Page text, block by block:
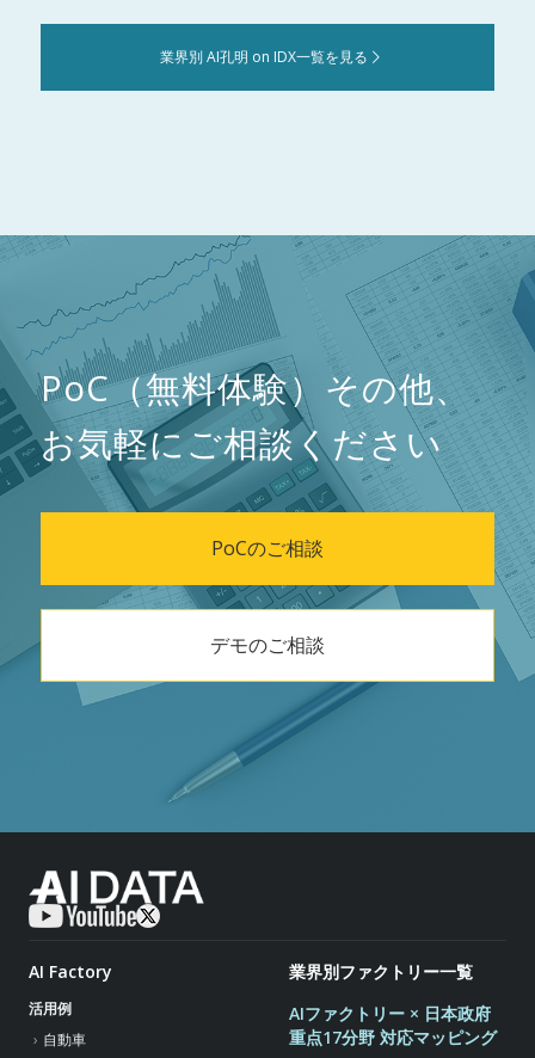
業界別 AI孔明 on IDX一覧を見る
PoC（無料体験）その他、
お気軽にご相談ください
PoCのご相談
デモのご相談
AI Factory
活用例
自動車
業界別ファクトリー一覧
AIファクトリー × 日本政府
重点17分野 対応マッピング